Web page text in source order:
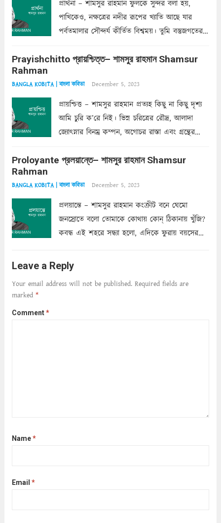
প্রার্থনা – শামসুর রাহমান ফুলকে সুন্দর বলা হয়,
পাখিকেও, নক্ষত্রের নদীর রূপের খ্যাতি আছে যার
পর্বতমালার সৌন্দর্য কীর্তিত বিশ্বময়। তুমি বস্তুজগতের
তার সুষমায় পার্থক্য অনেক। তোমাকে সুন্দরী বলা চলে,
Prayishchitto প্রায়শ্চিত্ত– শামসুর রাহমান Shamsur
Rahman
BANGLA KOBITA | বাংলা কবিতা December 5, 2023
প্রায়শ্চিত্ত – শামসুর রাহমান প্রত্যহ কিছু না কিছু দৃশ্য
আমি চুরি ক’রে নিই। ভিন্ন চরিত্রের রৌদ্র, আলাদা
জ্যোৎস্নার বিনম্র কম্পন, অগোচর রাস্তা এবং গ্রন্থের
ছায়াচ্ছন্ন মোহন মিথুন মূর্তি, লোপামুদ্রা ভীষণ বিব্রত
Proloyante প্রলয়ান্তে– শামসুর রাহমান Shamsur
Rahman
BANGLA KOBITA | বাংলা কবিতা December 5, 2023
প্রলয়ান্তে – শামসুর রাহমান কংক্রীট বনে ঘেমো
জনস্রোতে বলো তোমাকে কোথায় কোন্‌ ঠিকানায় খুঁজি?
কবন্ধ এই শহরে সন্ধ্যা হলো, এদিকে ফুরায় বয়সের
আমার শরীরে সখ্য গড়ে, তোমার গহন ঊর্মিল যৌবন
আনে আশ্বন...
Leave a Reply
Your email address will not be published. Required fields are
marked *
Comment*
Name*
Email *